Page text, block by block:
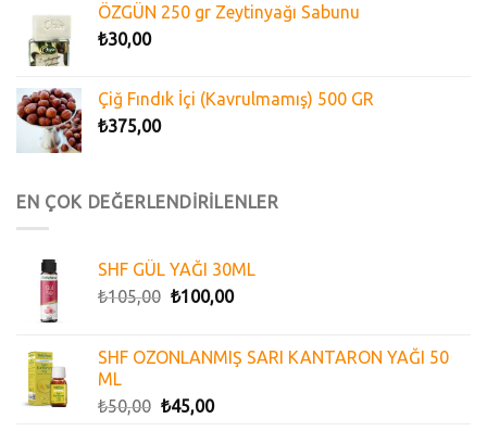
ÖZGÜN 250 gr Zeytinyağı Sabunu
₺30,00
Çiğ Fındık İçi (Kavrulmamış) 500 GR
₺375,00
EN ÇOK DEĞERLENDİRİLENLER
SHF GÜL YAĞI 30ML
₺105,00 ₺100,00
SHF OZONLANMIŞ SARI KANTARON YAĞI 50
ML
₺50,00 ₺45,00